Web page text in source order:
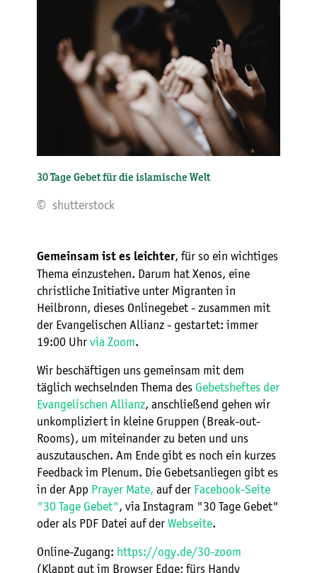
30 Tage Gebet für die islamische Welt
© shutterstock
Gemeinsam ist es leichter, für so ein wichtiges
Thema einzustehen. Darum hat Xenos, eine
christliche Initiative unter Migranten in
Heilbronn, dieses Onlinegebet - zusammen mit
der Evangelischen Allianz - gestartet: immer
19:00 Uhr via Zoom.
Wir beschäftigen uns gemeinsam mit dem
täglich wechselnden Thema des Gebetsheftes der
Evangelischen Allianz, anschließend gehen wir
unkompliziert in kleine Gruppen (Break-out-
Rooms), um miteinander zu beten und uns
auszutauschen. Am Ende gibt es noch ein kurzes
Feedback im Plenum. Die Gebetsanliegen gibt es
in der App Prayer Mate, auf der Facebook-Seite
"30 Tage Gebet", via Instagram "30 Tage Gebet"
oder als PDF Datei auf der Webseite.
Online-Zugang: https://ogy.de/30-zoom
(Klappt gut im Browser Edge; fürs Handy